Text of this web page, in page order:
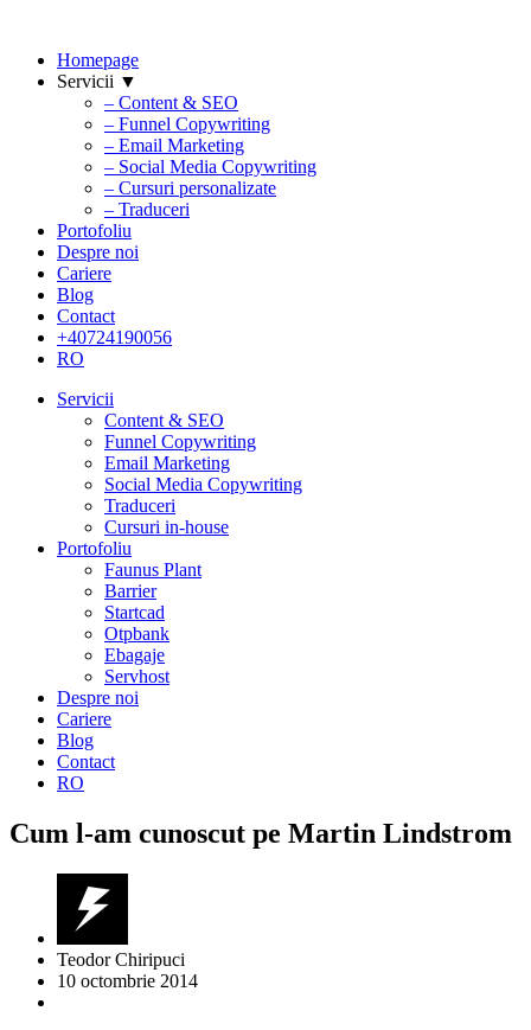
Homepage
Servicii ▼
– Content & SEO
– Funnel Copywriting
– Email Marketing
– Social Media Copywriting
– Cursuri personalizate
– Traduceri
Portofoliu
Despre noi
Cariere
Blog
Contact
+40724190056
RO
Servicii
Content & SEO
Funnel Copywriting
Email Marketing
Social Media Copywriting
Traduceri
Cursuri in-house
Portofoliu
Faunus Plant
Barrier
Startcad
Otpbank
Ebagaje
Servhost
Despre noi
Cariere
Blog
Contact
RO
Cum l-am cunoscut pe Martin Lindstrom
Teodor Chiripuci
10 octombrie 2014